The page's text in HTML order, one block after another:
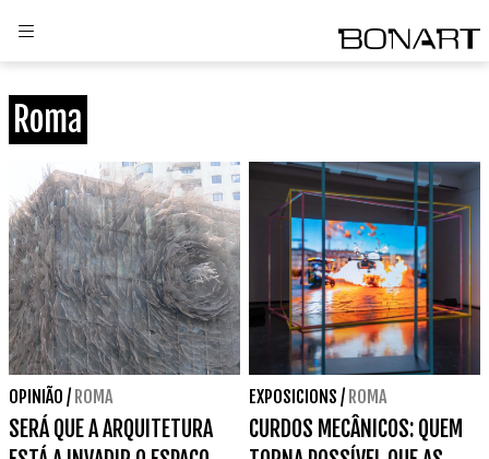
Roma
OPINIÃO / ROMA
SERÁ QUE A ARQUITETURA
EXPOSICIONS / ROMA
CURDOS MECÂNICOS: QUEM